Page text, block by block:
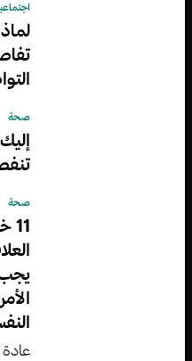
صحة
صحة
يجب